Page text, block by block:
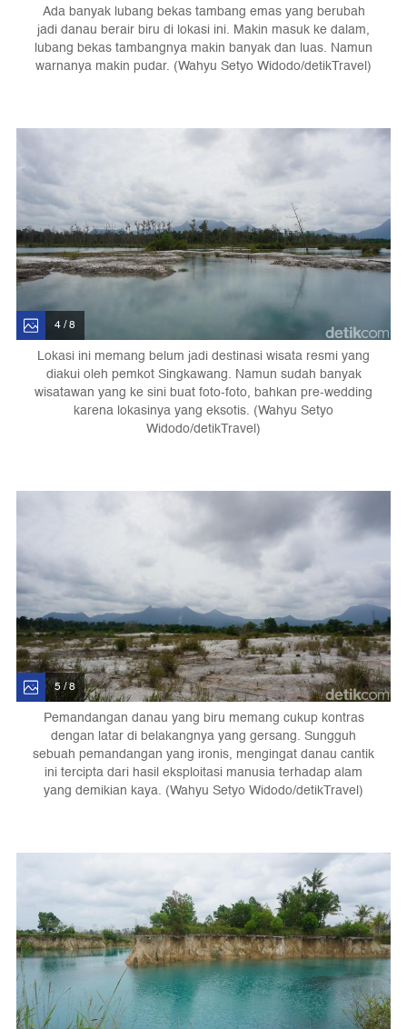
Ada banyak lubang bekas tambang emas yang berubah
jadi danau berair biru di lokasi ini. Makin masuk ke dalam,
lubang bekas tambangnya makin banyak dan luas. Namun
warnanya makin pudar. (Wahyu Setyo Widodo/detikTravel)
4 / 8
Lokasi ini memang belum jadi destinasi wisata resmi yang
diakui oleh pemkot Singkawang. Namun sudah banyak
wisatawan yang ke sini buat foto-foto, bahkan pre-wedding
karena lokasinya yang eksotis. (Wahyu Setyo
Widodo/detikTravel)
5 / 8
Pemandangan danau yang biru memang cukup kontras
dengan latar di belakangnya yang gersang. Sungguh
sebuah pemandangan yang ironis, mengingat danau cantik
ini tercipta dari hasil eksploitasi manusia terhadap alam
yang demikian kaya. (Wahyu Setyo Widodo/detikTravel)